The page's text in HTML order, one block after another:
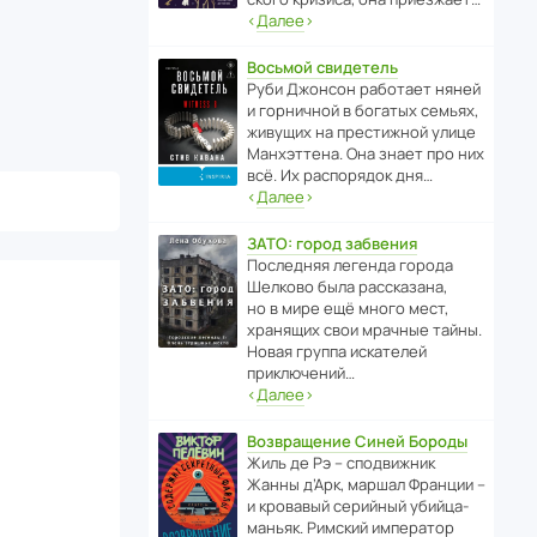
‹Далее›
Восьмой свидетель
Руби Джонсон рабо­тает няней
и горни­чной в богатых семьях,
живущих на прес­ти­жной улице
Манх­эт­тена. Она знает про них
всё. Их распо­рядок дня…
‹Далее›
ЗАТО: город забвения
После­дняя легенда города
Шелково была расска­зана,
но в мире ещё много мест,
хранящих свои мрачные тайны.
Новая группа иска­телей
приключений…
‹Далее›
Возвращение Синей Бороды
Жиль де Рэ – спод­ви­жник
Жанны д’Арк, маршал Франции –
и кровавый серийный убийца-
маньяк. Римский импе­ратор